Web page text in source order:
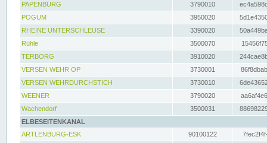
PAPENBURG
3790010
POGUM
3950020
RHEINE UNTERSCHLEUSE
3390020
Rühle
3500070
TERBORG
3910020
VERSEN WEHR OP
3730001
VERSEN WEHRDURCHSTICH
3730010
WEENER
3790020
Wachendorf
3500031
ELBESEITENKANAL
ARTLENBURG-ESK
90100122